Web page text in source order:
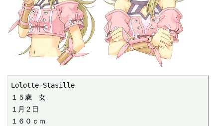
Lolotte-Stasille
１５歳　女
１月２日
１６０ｃｍ